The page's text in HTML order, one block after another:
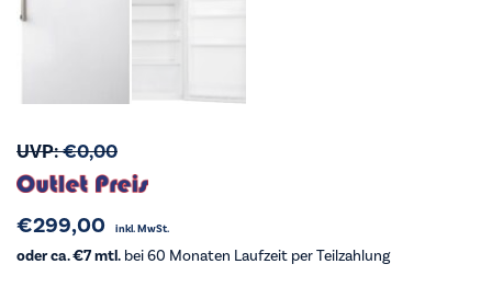
UVP:€0,00
€299,00 inkl. MwSt.
oder ca. €7 mtl. bei 60 Monaten Laufzeit per Teilzahlung